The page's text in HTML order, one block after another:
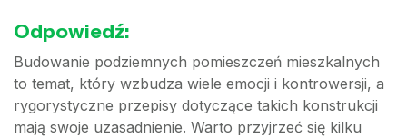
Odpowiedź:
Budowanie podziemnych pomieszczeń mieszkalnych
to temat, który wzbudza wiele emocji i kontrowersji, a
rygorystyczne przepisy dotyczące takich konstrukcji
mają swoje uzasadnienie. Warto przyjrzeć się kilku